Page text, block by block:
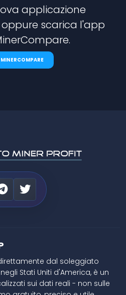
applicazione
scarica l'app
dal soleggiato
Stati Uniti d'America, è un
sui dati reali - non sulle